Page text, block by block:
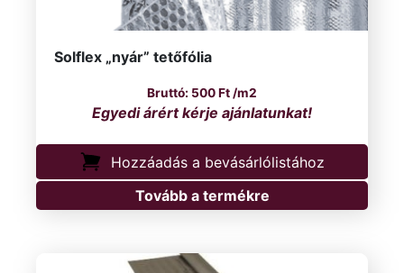
Solflex „nyár” tetőfólia
500Ft /m2
Hozzáadás a bevásárlólistához
Tovább a termékre